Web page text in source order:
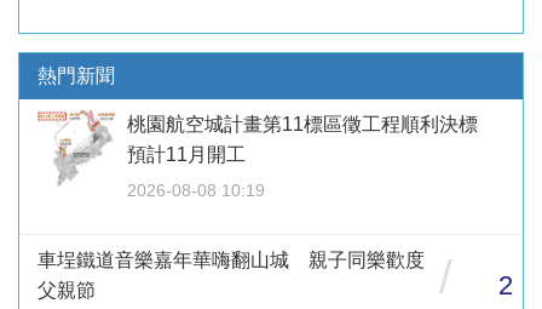
熱門新聞
桃園航空城計畫第11標區徵工程順利決標
預計11月開工
2026-08-08 10:19
車埕鐵道音樂嘉年華嗨翻山城 親子同樂歡度
父親節
/ 2